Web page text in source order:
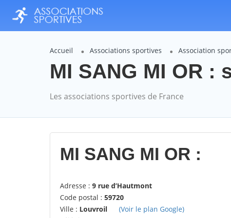
Accueil Associations sportives Association
MI SANG MI OR :
Les associations sportives de France
MI SANG MI OR :
Adresse : 9 rue d’Hautmont
Code postal : 59720
Ville : Louvroil
(Voir le plan Google)